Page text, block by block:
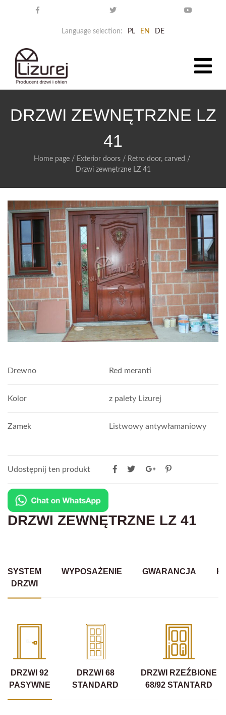
Language selection: PL EN DE
DRZWI ZEWNĘTRZNE LZ
41
Home page / Exterior doors / Retro door, carved /
Drzwi zewnętrzne LZ 41
Drewno Red meranti
Kolor z palety Lizurej
Zamek Listwowy antywłamaniowy
Udostępnij ten produkt
DRZWI ZEWNĘTRZNE LZ 41
SYSTEM
DRZWI
WYPOSAŻENIE GWARANCJA
DRZWI 92
PASYWNE
DRZWI 68
STANDARD
DRZWI RZEŹBIONE
68/92 STANTARD